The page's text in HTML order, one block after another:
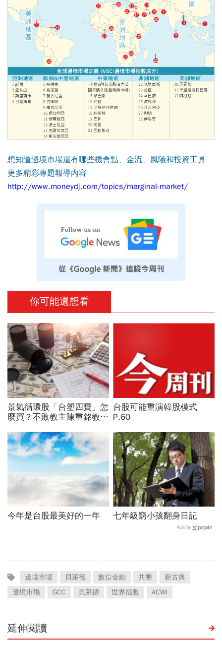
想知道邊境市場還有哪些機會點、金流、風險和投資工具
更多精彩專題報導內容
http://www.moneydj.com/topics/marginal-market/
你可能還想看
景氣循環股「台塑四寶」怎
麼買？不敗教主陳重銘教你
景氣差時撿便宜
台股可能重演韓股模式
P.60
今年是台股最美好的一年 七年級窮小孩翻身日記
Ads by
邊境市場 貝萊德 數位金融 共乘
新古典
邊境市場
GCC 貝萊德 世界指數 ACWI
延伸閱讀